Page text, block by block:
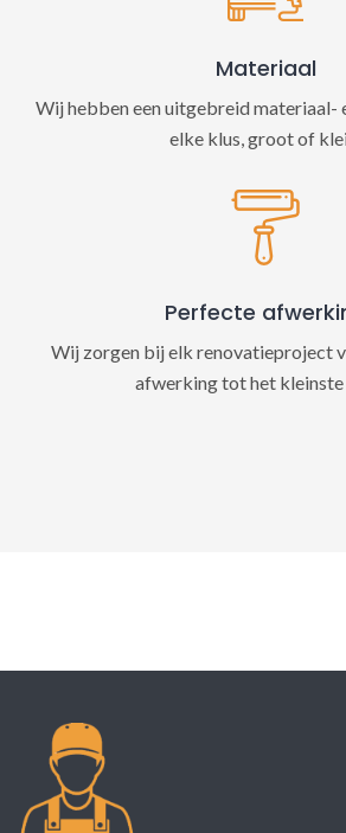
Materiaal
Wij hebben een uitgebreid materiaal-
elke klus, groot of
Perfecte
Wij zorgen bij elk renovatieproject
afwerking tot het kleinste